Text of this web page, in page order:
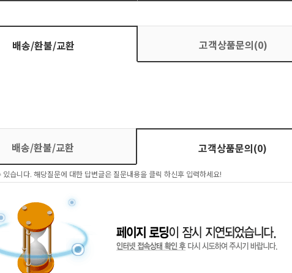
배송/환불/교환 고객상품문의(0)
배송/환불/교환 고객상품문의(0)
습니다. 해당질문에 대한 답변글은 질문내용을 클릭 하신후 입력하세요!